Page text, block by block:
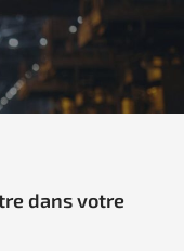
dans votre